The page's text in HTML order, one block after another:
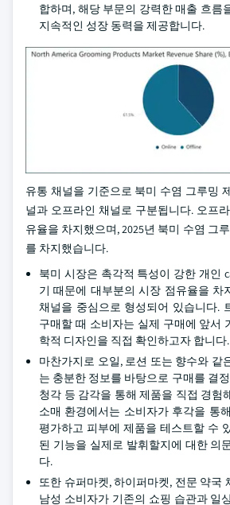
합하며, 해당 부문의 강력한 매출 흐름
지속적인 성장 동력을 제공합니다.
유통 채널을 기준으로 북미 수염 그루밍
널과 오프라인 채널로 구분됩니다. 오프
유율을 차지했으며, 2025년 북미 수염 그
를 차지했습니다.
북미 시장은 촉각적 특성이 강한 개인
기 때문에 대부분의 시장 점유율을 차
채널을 중심으로 형성되어 있습니다.
구매할 때 소비자는 실제 구매에 앞서
학적 디자인을 직접 확인하고자 합니다.
마찬가지로 오일, 로션 또는 향수와 같
는 충분한 정보를 바탕으로 구매를 결
청각 등 감각을 통해 제품을 직접 경험
소매 환경에서는 소비자가 후각을 통
평가하고 피부에 제품을 테스트할 수
된 기능을 실제로 발휘할지에 대한 의
다.
또한 슈퍼마켓, 하이퍼마켓, 전문 약국
남성 소비자가 기존의 쇼핑 습관과 일